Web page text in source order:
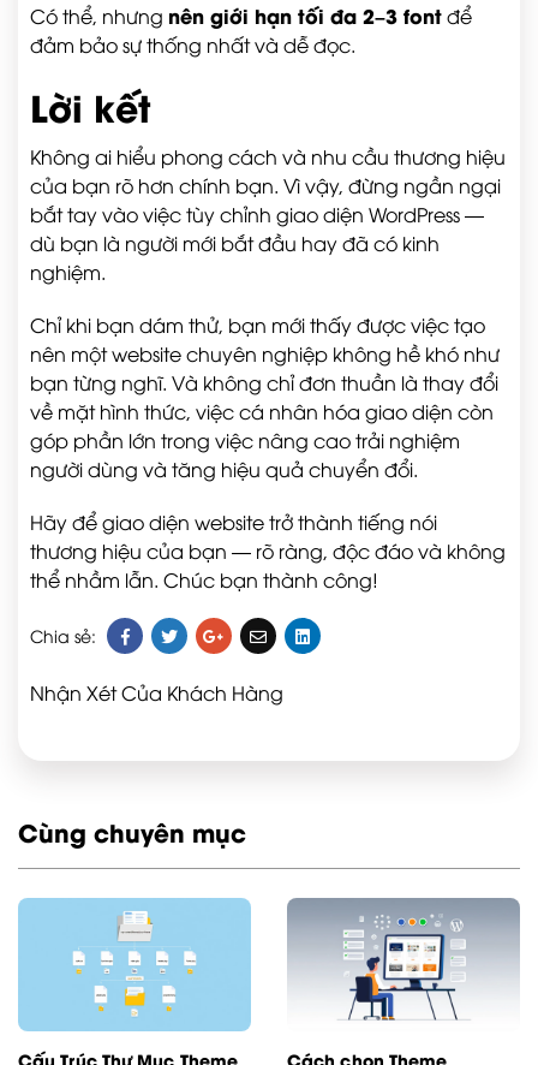
Có thể, nhưng nên giới hạn tối đa 2–3 fontđể
đảm bảo sự thống nhất và dễ đọc.
Lời kết
Không ai hiểu phong cách và nhu cầu thương hiệu
của bạn rõ hơn chính bạn. Vì vậy, đừng ngần ngại
bắt tay vào việc tùy chỉnh giao diện WordPress —
dù bạn là người mới bắt đầu hay đã có kinh
nghiệm.
Chỉ khi bạn dám thử, bạn mới thấy được việc tạo
nên một website chuyên nghiệp không hề khó như
bạn từng nghĩ. Và không chỉ đơn thuần là thay đổi
về mặt hình thức, việc cá nhân hóa giao diện còn
góp phần lớn trong việc nâng cao trải nghiệm
người dùng và tăng hiệu quả chuyển đổi.
Hãy để giao diện website trở thành tiếng nói
thương hiệu của bạn — rõ ràng, độc đáo và không
thể nhầm lẫn. Chúc bạn thành công!
Chia sẻ:
Nhận Xét Của Khách Hàng
Cùng chuyên mục